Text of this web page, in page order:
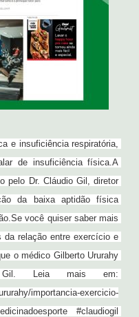
e insuficiência respiratória,
de insuficiência física.A
pelo Dr. Cláudio Gil, diretor
da baixa aptidão física
você quiser saber mais
relação entre exercício e
o médico Gilberto Ururahy
Leia mais em:
importancia-exercicio-
#claudiogil